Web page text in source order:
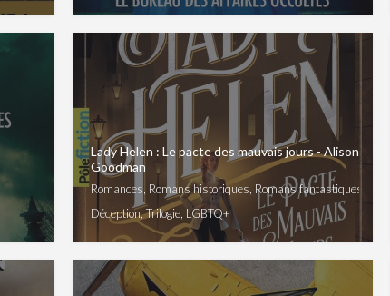
Lady Helen : Le pacte des mauvais jours - Alison
Goodman
Romances, Romans historiques, Romans fantastiques
Déception, Trilogie, LGBTQ+